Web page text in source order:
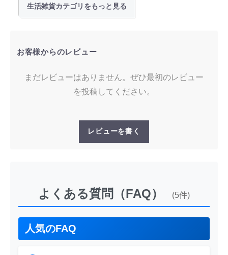
生活雑貨カテゴリをもっと見る
お客様からのレビュー
まだレビューはありません。ぜひ最初のレビュー
を投稿してください。
レビューを書く
よくある質問（FAQ） (5件)
人気のFAQ